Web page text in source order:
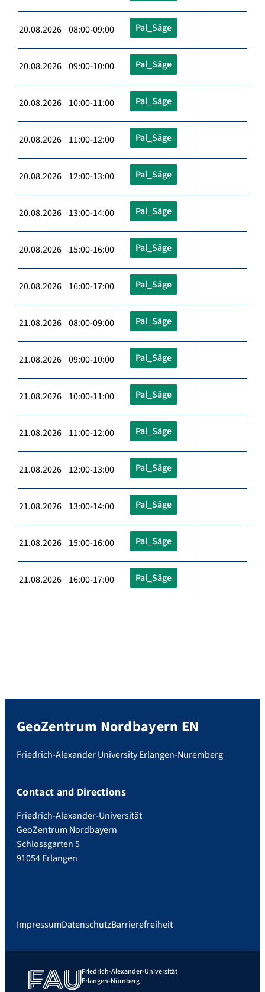
20.08.2026 08:00-09:00 Pal_Säge
20.08.2026 09:00-10:00 Pal_Säge
20.08.2026 10:00-11:00 Pal_Säge
20.08.2026 11:00-12:00 Pal_Säge
20.08.2026 12:00-13:00 Pal_Säge
20.08.2026 13:00-14:00 Pal_Säge
20.08.2026 15:00-16:00 Pal_Säge
20.08.2026 16:00-17:00 Pal_Säge
21.08.2026 08:00-09:00 Pal_Säge
21.08.2026 09:00-10:00 Pal_Säge
21.08.2026 10:00-11:00 Pal_Säge
21.08.2026 11:00-12:00 Pal_Säge
21.08.2026 12:00-13:00 Pal_Säge
21.08.2026 13:00-14:00 Pal_Säge
21.08.2026 15:00-16:00 Pal_Säge
21.08.2026 16:00-17:00 Pal_Säge
GeoZentrum Nordbayern EN
Friedrich-Alexander University Erlangen-Nuremberg
Contact and Directions
Friedrich-Alexander-Universität
GeoZentrum Nordbayern
Schlossgarten 5
91054 Erlangen
ImpressumDatenschutzBarrierefreiheit
Friedrich-Alexander-Universität
Erlangen-Nürnberg